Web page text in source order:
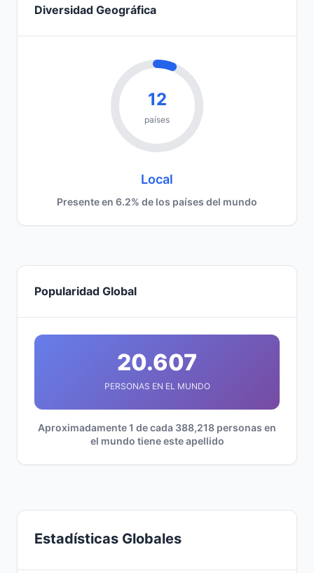
Diversidad Geográfica
12
países
Local
Presente en 6.2% de los países del mundo
Popularidad Global
20.607
PERSONAS EN EL MUNDO
Aproximadamente 1 de cada 388,218 personas en
el mundo tiene este apellido
Estadísticas Globales